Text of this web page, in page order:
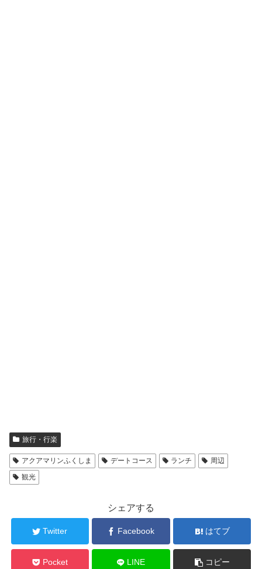
旅行・行楽
アクアマリンふくしま デートコース ランチ
周辺
観光
シェアする
Twitter Facebook はてブ
Pocket LINE コピー